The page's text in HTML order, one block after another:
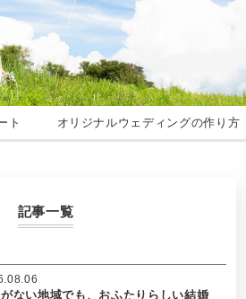
ト オリジナルウェディングの作り方
記事一覧
ない地域でも、おふたりらしい結婚